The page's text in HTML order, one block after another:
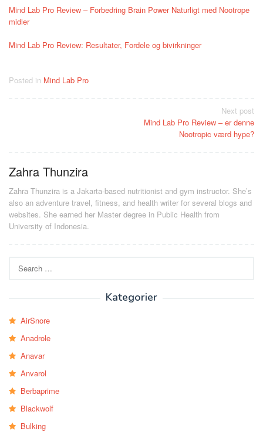
Mind Lab Pro Review – Forbedring Brain Power Naturligt med Nootrope
midler
Mind Lab Pro Review: Resultater, Fordele og bivirkninger
Posted in Mind Lab Pro
Next post
Mind Lab Pro Review – er denne
Nootropic værd hype?
Zahra Thunzira
Zahra Thunzira is a Jakarta-based nutritionist and gym instructor. She’s
also an adventure travel, fitness, and health writer for several blogs and
websites. She earned her Master degree in Public Health from
University of Indonesia.
for:
Kategorier
AirSnore
Anadrole
Anavar
Anvarol
Berbaprime
Blackwolf
Bulking